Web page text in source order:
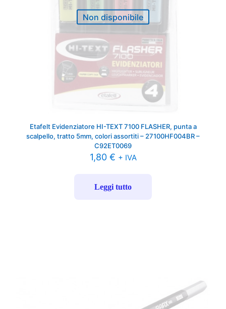
Non disponibile
Etafelt Evidenziatore HI-TEXT 7100 FLASHER, punta a
scalpello, tratto 5mm, colori assortiti – 27100HF004BR –
C92ET0069
1,80 € + IVA
Leggi tutto